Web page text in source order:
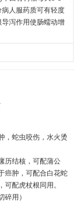
人服药质可有轻度
泻作用使肠蠕动增
，蛇虫咬伤，水火烫
历结核，可配蒲公
癌肿，可配合白花蛇
配虎杖根同用。
碎用）